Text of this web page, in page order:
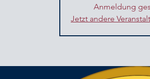
Anmeldung
Jetzt andere